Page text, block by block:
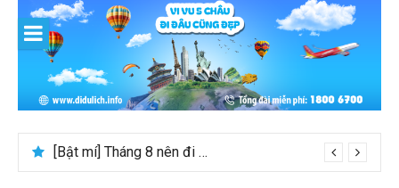
content
[Bật mí] Tháng 8 nên đi nước nào đẹp? Gợi ý 5+ tọa độ hot 2026Kinh nghiệm du lịch Trung Á lần đầu cho khách Việt